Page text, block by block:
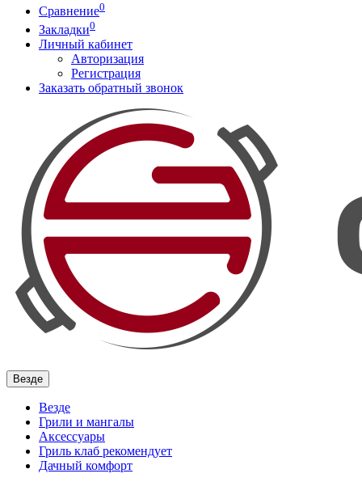
Сравнение0
Закладки0
Личный кабинет
Авторизация
Регистрация
Заказать обратный звонок
Везде
Везде
Грили и мангалы
Аксессуары
Гриль клаб рекомендует
Дачный комфорт